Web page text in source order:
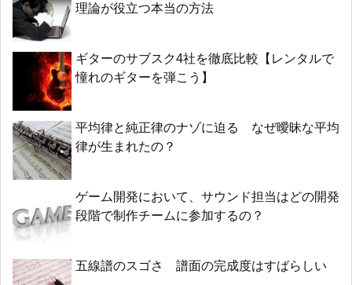
理論が役立つ本当の方法
ギターのサブスク4社を徹底比較【レンタルで
憧れのギターを弾こう】
平均律と純正律のナゾに迫る なぜ曖昧な平均
律が生まれたの？
ゲーム開発において、サウンド担当はどの開発
段階で制作チームに参加するの？
五線譜のスゴさ 譜面の完成度はすばらしい